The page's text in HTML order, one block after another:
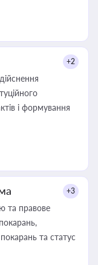
+2
і формування
+3
та правове
та статус